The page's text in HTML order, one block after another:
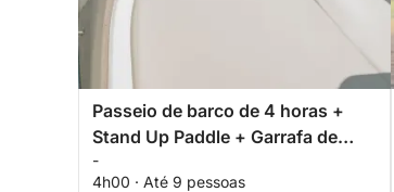
Passeio de barco de 4 horas +
Stand Up Paddle + Garrafa de
Cava premium - TUDO INCLUSO
-
4h00 · Até 9 pessoas